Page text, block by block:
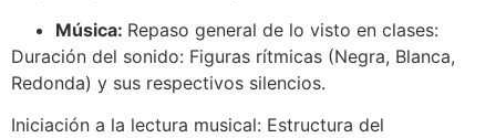
Música: Repaso general de lo visto en clases:
Duración del sonido: Figuras rítmicas (Negra, Blanca,
Redonda) y sus respectivos silencios.
Iniciación a la lectura musical: Estructura del